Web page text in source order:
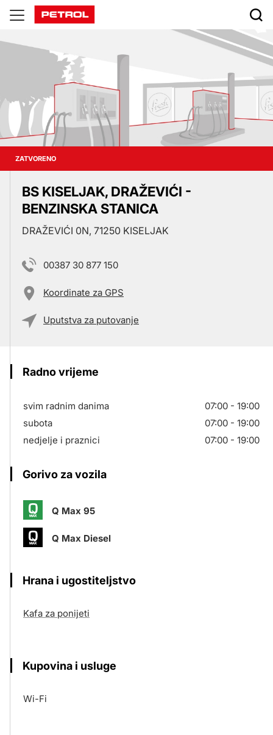
Prodajna
mjesta
ZATVORENO
BS KISELJAK, DRAŽEVIĆI -
BENZINSKA STANICA
DRAŽEVIĆI 0N, 71250 KISELJAK
00387 30 877 150
Koordinate za GPS
Uputstva za putovanje
Radno vrijeme
svim radnim danima
07:00 - 19:00
subota
07:00 - 19:00
nedjelje i praznici
07:00 - 19:00
Gorivo za vozila
Q Max 95
Q Max Diesel
Hrana i ugostiteljstvo
Kafa za ponijeti
Kupovina i usluge
Wi-Fi